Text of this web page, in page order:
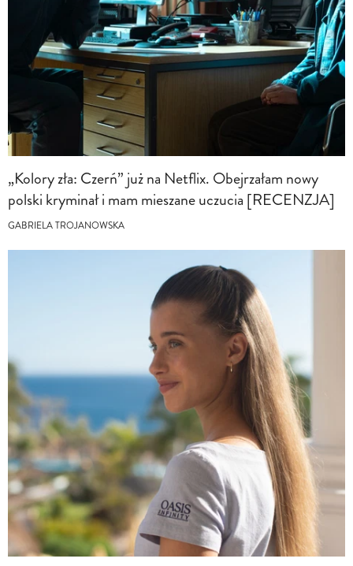
„Kolory zła: Czerń” już na Netflix. Obejrzałam nowy
polski kryminał i mam mieszane uczucia [RECENZJA]
GABRIELA TROJANOWSKA